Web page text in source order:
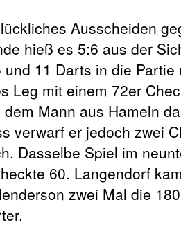
Ausscheiden
hieß es 5:6 aus der
11 Darts in die
Leg mit einem 72er
Mann aus Hameln
verwarf er jedoch zwei
Dasselbe Spiel im
60. Langendorf
zwei Mal die